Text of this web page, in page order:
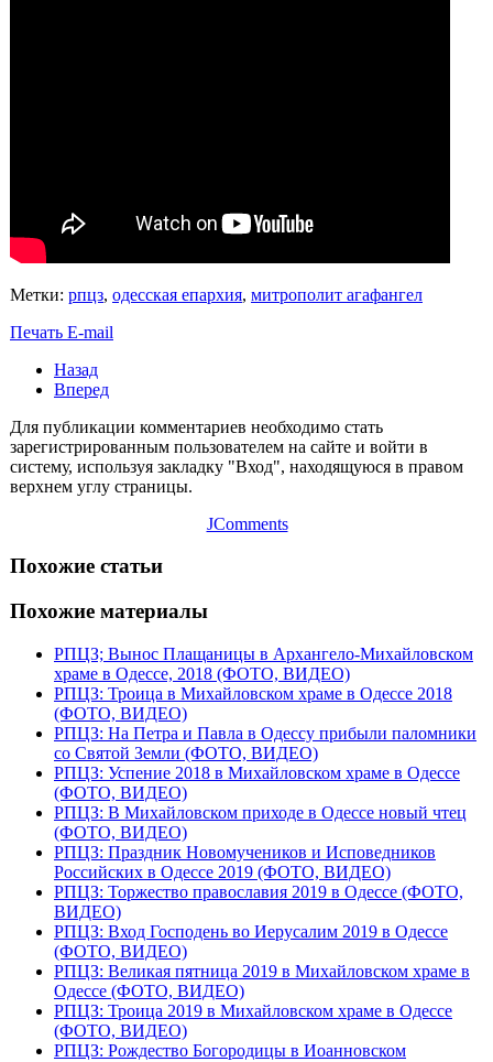
Метки: рпцз, одесская епархия, митрополит агафангел
Печать E-mail
Назад
Вперед
Для публикации комментариев необходимо стать
зарегистрированным пользователем на сайте и войти в
систему, используя закладку "Вход", находящуюся в правом
верхнем углу страницы.
JComments
Похожие статьи
Похожие материалы
РПЦЗ; Вынос Плащаницы в Архангело-Михайловском
храме в Одессе, 2018 (ФОТО, ВИДЕО)
РПЦЗ: Троица в Михайловском храме в Одессе 2018
(ФОТО, ВИДЕО)
РПЦЗ: На Петра и Павла в Одессу прибыли паломники
со Святой Земли (ФОТО, ВИДЕО)
РПЦЗ: Успение 2018 в Михайловском храме в Одессе
(ФОТО, ВИДЕО)
РПЦЗ: В Михайловском приходе в Одессе новый чтец
(ФОТО, ВИДЕО)
РПЦЗ: Праздник Новомучеников и Исповедников
Российских в Одессе 2019 (ФОТО, ВИДЕО)
РПЦЗ: Торжество православия 2019 в Одессе (ФОТО,
ВИДЕО)
РПЦЗ: Вход Господень во Иерусалим 2019 в Одессе
(ФОТО, ВИДЕО)
РПЦЗ: Великая пятница 2019 в Михайловском храме в
Одессе (ФОТО, ВИДЕО)
РПЦЗ: Троица 2019 в Михайловском храме в Одессе
(ФОТО, ВИДЕО)
РПЦЗ: Рождество Богородицы в Иоанновском